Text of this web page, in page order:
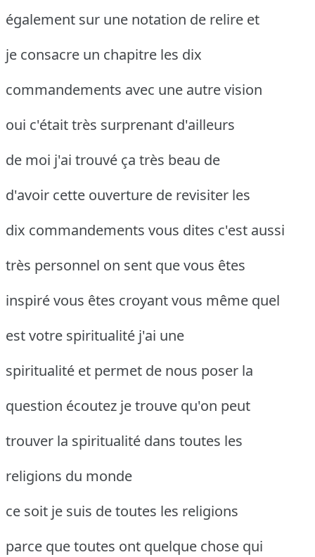
également sur une notation de relire et
je consacre un chapitre les dix
commandements avec une autre vision
oui c'était très surprenant d'ailleurs
de moi j'ai trouvé ça très beau de
d'avoir cette ouverture de revisiter les
dix commandements vous dites c'est aussi
très personnel on sent que vous êtes
inspiré vous êtes croyant vous même quel
est votre spiritualité j'ai une
spiritualité et permet de nous poser la
question écoutez je trouve qu'on peut
trouver la spiritualité dans toutes les
religions du monde
ce soit je suis de toutes les religions
parce que toutes ont quelque chose qui